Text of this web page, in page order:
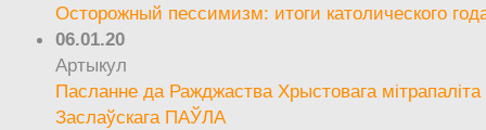
Осторожный пессимизм: итоги католического
06.01.20
Артыкул
Пасланне да Ражджаства Хрыстовага мітрапаліта
Заслаўскага ПАЎЛА